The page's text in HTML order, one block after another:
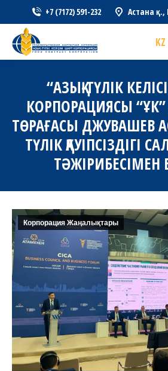
+7 (7172) 591-232 Астана қ.,
KZ
“АЗЫҚ-ТҮЛІК
КОРПОРАЦИЯСЫ “ҰК”
ТӨРАҒАСЫ ДЖУВАШЕВ
ТҮЛІК ҚАУІПСІЗДІГІ
ТӘЖІРИБЕСІМЕН
Корпорация Жаңалықтары